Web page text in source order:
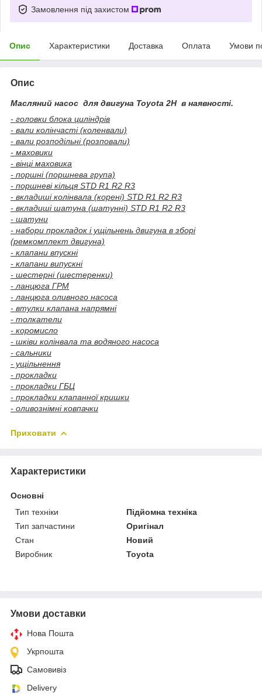
Замовлення під захистом
Опис Характеристики Доставка Оплата Умови
Опис
Масляний насос для двигуна Toyota 2H в наявності.
- головки блока циліндрів
- вали колінчасті (коленвали)
- вали розподільні (розповали)
- маховики
- вінці маховика
- поршні (поршнева група)
- поршневі кільця STD R1 R2 R3
- вкладиші колінвала (корені) STD R1 R2 R3
- вкладиші шатуна (шатунні) STD R1 R2 R3
- шатуни
- набори прокладок і ущільнень двигуна в зборі
(ремкомплект двигуна)
- клапани впускні
- клапани випускні
- шестерні (шестеренки)
- ланцюга ГРМ
- ланцюга оливного насоса
- втулки клапана напрямні
- толкатели
- коромисло
- шківи колінвала та водяного насоса
- сальники
- ущільнення
- прокладки
- прокладки ГБЦ
- прокладки клапанної кришки
- оливознімні ковпачки
Приховати
Характеристики
Основні
Тип техніки
Підйомна техніка
Тип запчастини
Оригінал
Стан
Новий
Виробник
Toyota
Умови доставки
Нова Пошта
Укрпошта
Самовивіз
Delivery